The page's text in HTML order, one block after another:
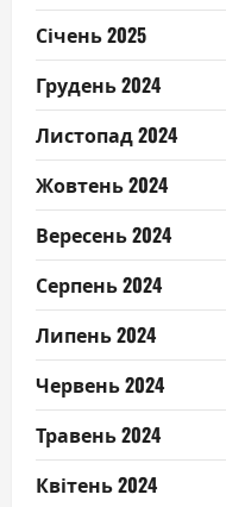
Січень 2025
Грудень 2024
Листопад 2024
Жовтень 2024
Вересень 2024
Серпень 2024
Липень 2024
Червень 2024
Травень 2024
Квітень 2024